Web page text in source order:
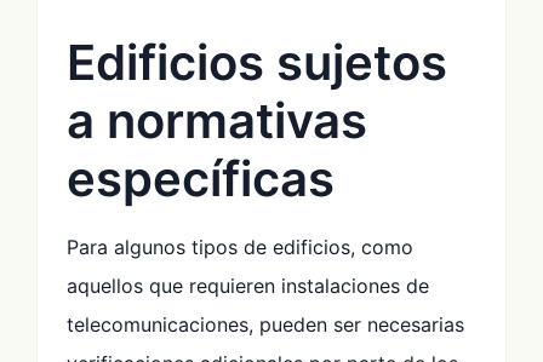
Edificios sujetos
a normativas
específicas
Para algunos tipos de edificios, como
aquellos que requieren instalaciones de
telecomunicaciones, pueden ser necesarias